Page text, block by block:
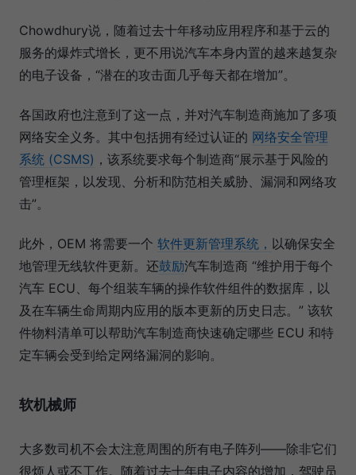
Chowdhury说，随着过去十年移动应用程序和基于云的
服务的爆炸式增长，更不用说汽车本身内置的越来越复杂
的电子设备，“潜在的攻击面几乎每天都在增加”。
各国政府也注意到了这一点，并对汽车制造商施加了多项
网络安全义务。其中包括拥有经过认证的 网络安全管理
系统 (CSMS) ，该系统要求每个制造商“展示基于风险的
管理框架，以发现、分析和防范相关威胁、漏洞和网络攻
击”。
此外，OEM 将需要一个 软件更新管理系统， 以确保安全
地管理无线软件更新。还鼓励汽车制造商 “维护用于每个
汽车 ECU、每个组装车辆的操作软件组件的数据库，以
及在车辆生命周期内应用的版本更新的历史日志。” 该软
件物料清单可以帮助汽车制造商快速确定哪些 ECU 和特
定车辆会受到给定网络漏洞的影响。
软机械师
大多数司机不会太注意周围的所有电子阵列——除非它们
很烦人或不工作。随着过去十年电子内容的增加，驾驶员